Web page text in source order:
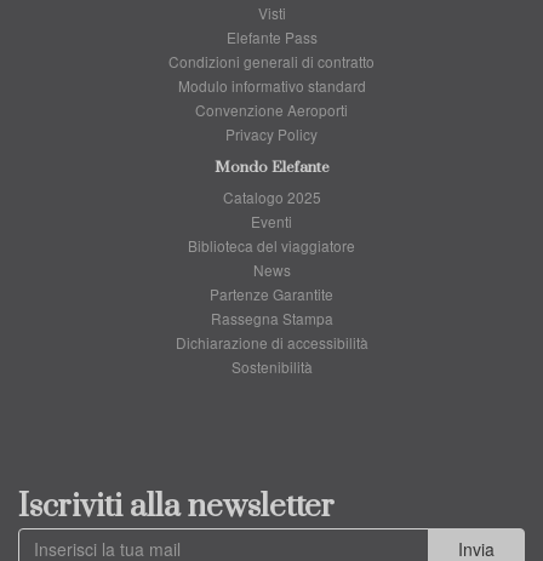
Visti
Elefante Pass
Condizioni generali di contratto
Modulo informativo standard
Convenzione Aeroporti
Privacy Policy
Mondo Elefante
Catalogo 2025
Eventi
Biblioteca del viaggiatore
News
Partenze Garantite
Rassegna Stampa
Dichiarazione di accessibilità
Sostenibilità
Iscriviti alla newsletter
Invia